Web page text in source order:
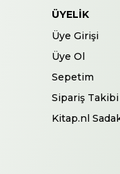
ÜYELIK
Üye Girişi
Üye Ol
Sepetim
Sipariş Takibi
Kitap.nl